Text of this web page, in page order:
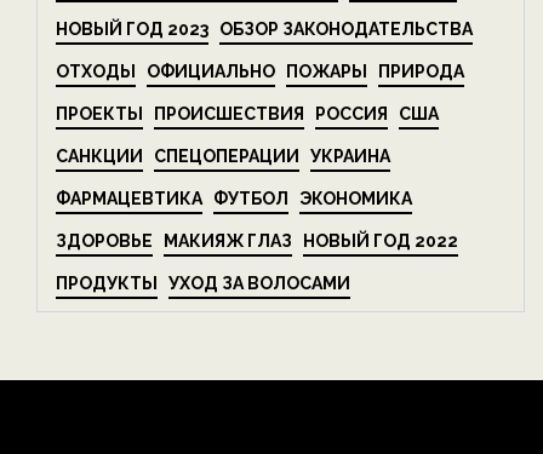
НОВЫЙ ГОД 2023 ОБЗОР ЗАКОНОДАТЕЛЬСТВА
ОТХОДЫ ОФИЦИАЛЬНО ПОЖАРЫ ПРИРОДА
ПРОЕКТЫ ПРОИСШЕСТВИЯ РОССИЯ США
САНКЦИИ СПЕЦОПЕРАЦИИ УКРАИНА
ФАРМАЦЕВТИКА ФУТБОЛ ЭКОНОМИКА
ЗДОРОВЬЕ МАКИЯЖ ГЛАЗ НОВЫЙ ГОД 2022
ПРОДУКТЫ УХОД ЗА ВОЛОСАМИ